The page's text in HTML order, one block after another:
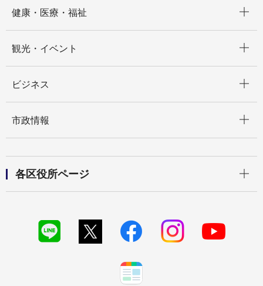
健康・医療・福祉
観光・イベント
ビジネス
市政情報
各区役所ページ